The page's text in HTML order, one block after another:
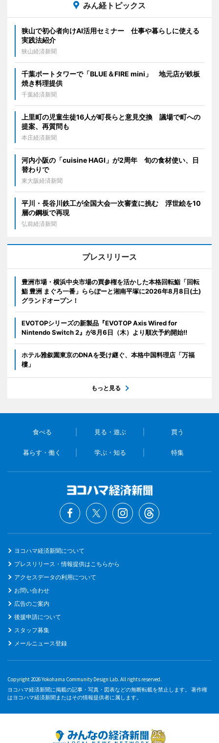
みん経トピックス
狭山で初心者向けAI活用セミナー 仕事や暮らしに使える
実践法紹介
狭山経済新聞
千葉ポートタワーで「BLUE＆FIRE mini」 地元店が鉄板
焼き料理提供
千葉経済新聞
上里町の児童生徒16人が町長らと意見交換 議場で町への
提案、再質問も
本庄経済新聞
河内小阪の「cuisine HAGI」が2周年 旬の食材使い、日
替わりで
東大阪経済新聞
平川・長谷川鉄工が全国大会一次審査に挑む 浮世絵を10
層の鋼板で再現
弘前経済新聞
プレスリリース
豊洲市場・横浜中央市場の買参権を活かした本格回転鮨「回転
鮨 豊洲 まぐろ一番」ららぽーと湘南平塚に2026年8月8日(土)
グランドオープン！
EVOTOPシリーズの新製品『EVOTOP Axis Wired for
Nintendo Switch 2』が8月6日（木）より順次予約開始!!
ホテル雅叙園東京のDNAを受け継ぐ、本格中国料理店「万福
樓」
もっと見る
食べる 見る・遊ぶ 買う
暮らす・働く 学ぶ・知る 特集
ヨコハマ経済新聞について
プレスリリース・情報提供はこちらから
アクセスデータの利用について
お問い合わせ
広告のご案内
後援申請について
スタッフ募集
メールニュース登録
Copyright 2026 Yokohama Community Design Lab. All rights reserved.
ヨコハマ経済新聞に掲載の記事・写真・図表などの無断転載を禁止します。 著作権
はヨコハマ経済新聞またはその情報提供者に属します。